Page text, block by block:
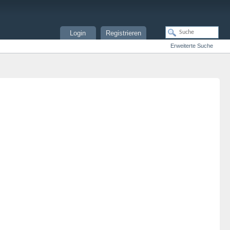
Registrieren
Login
Erweiterte Suche